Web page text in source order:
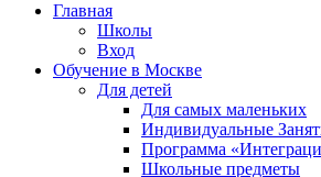
Главная
Школы
Вход
Обучение в Москве
Для детей
Для самых маленьких
Индивидуальные
Программа
Школьные предметы